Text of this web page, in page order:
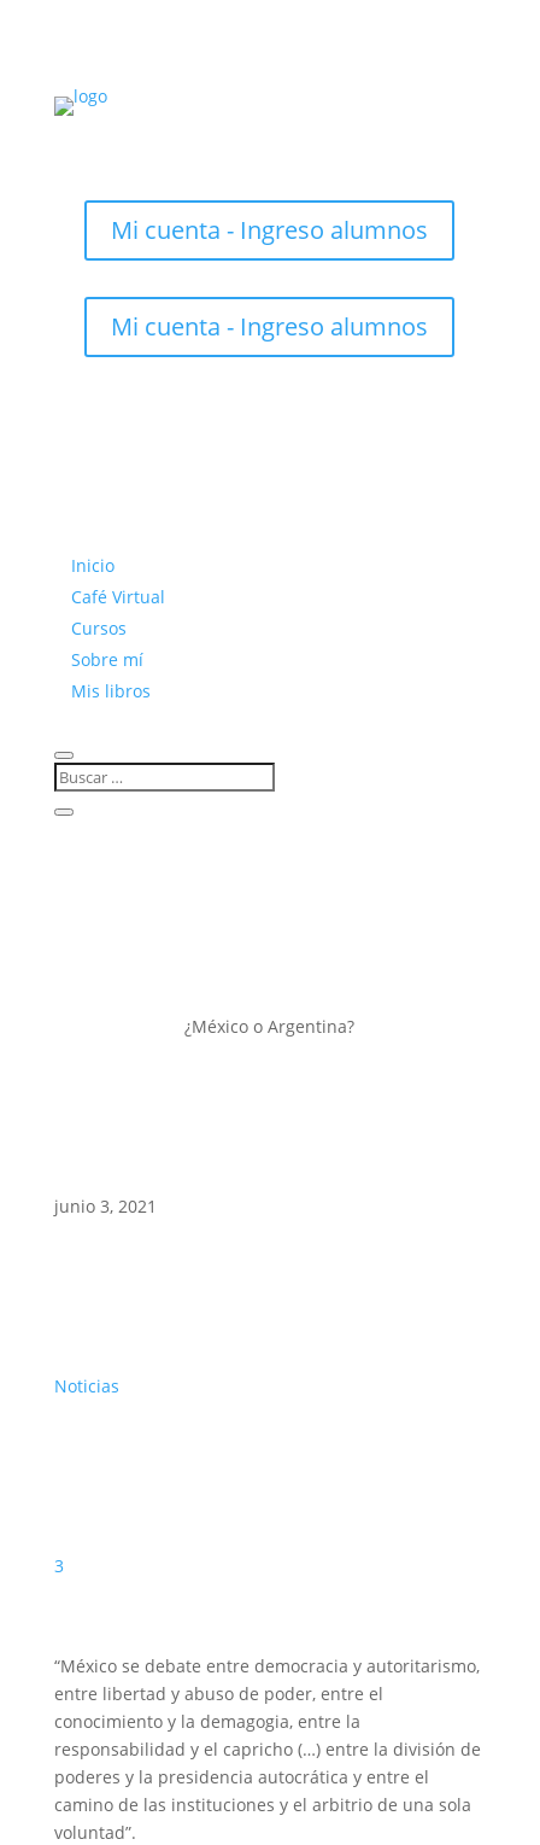
Mi cuenta - Ingreso alumnos
Mi cuenta - Ingreso alumnos
Inicio
Café Virtual
Cursos
Sobre mí
Mis libros
¿México o Argentina?
junio 3, 2021
Noticias
3
“México se debate entre democracia y autoritarismo,
entre libertad y abuso de poder, entre el
conocimiento y la demagogia, entre la
responsabilidad y el capricho (…) entre la división de
poderes y la presidencia autocrática y entre el
camino de las instituciones y el arbitrio de una sola
voluntad”.